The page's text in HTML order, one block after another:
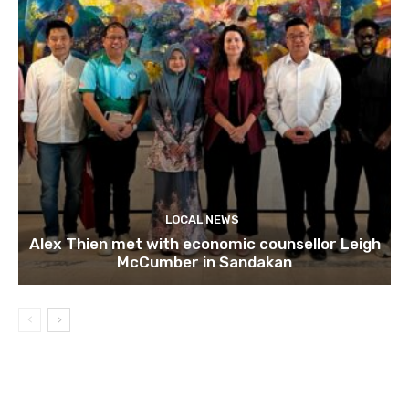
LOCAL NEWS
Alex Thien met with economic counsellor Leigh
McCumber in Sandakan